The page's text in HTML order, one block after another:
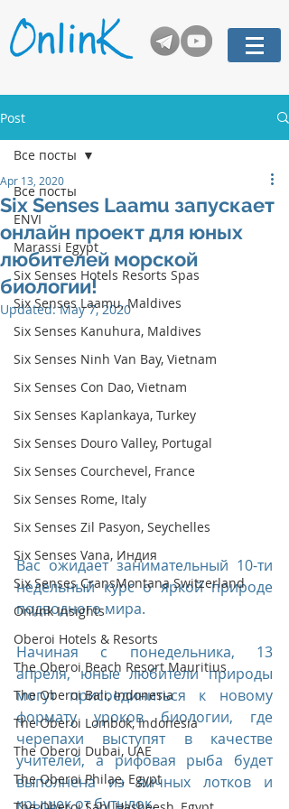
Post
Все посты
ENVI
Marassi Egypt
Six Senses Hotels Resorts Spas
Six Senses Laamu, Maldives
Six Senses Kanuhura, Maldives
Six Senses Ninh Van Bay, Vietnam
Six Senses Con Dao, Vietnam
Six Senses Kaplankaya, Turkey
Six Senses Douro Valley, Portugal
Six Senses Courchevel, France
Six Senses Rome, Italy
Six Senses Zil Pasyon, Seychelles
Six Senses Vana, Индия
Six Senses CransMontana Switzerland
Onlink Insights
Oberoi Hotels & Resorts
The Oberoi Beach Resort Mauritius
The Oberoi Bali, Indonesia
The Oberoi Lombok, Indonesia
The Oberoi Dubai, UAE
The Oberoi Philae, Egypt
Все посты
Six Senses Laamu запускает
онлайн проект для юных
любителей морской
биологии!
Apr 13, 2020
Updated:May 7, 2020
Вас ожидает занимательный 10-ти
недельный курс о яркой природе
подводного мира.
Начиная с понедельника, 13
апреля, юные любители природы
могут присоединиться к новому
формату уроков биологии, где
черепахи выступят в качестве
учителей, а рифовая рыба будет
выполнена из яичных лотков и
крышек от бутылок.